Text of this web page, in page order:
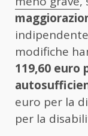
modifiche
119,60 euro
euro per la
per la